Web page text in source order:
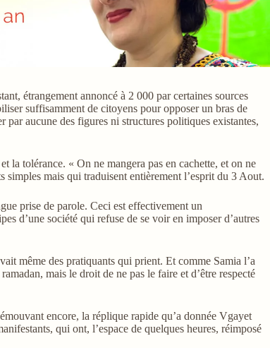
étrangement annoncé à 2 000 par certaines sources
suffisamment de citoyens pour opposer un bras de
aucune des figures ni structures politiques existantes,
la tolérance. « On ne mangera pas en cachette, et on ne
simples mais qui traduisent entièrement l’esprit du 3 Aout.
prise de parole. Ceci est effectivement un
d’une société qui refuse de se voir en imposer d’autres
même des pratiquants qui prient. Et comme Samia l’a
mais le droit de ne pas le faire et d’être respecté
encore, la réplique rapide qu’a donnée Vgayet
qui ont, l’espace de quelques heures, réimposé